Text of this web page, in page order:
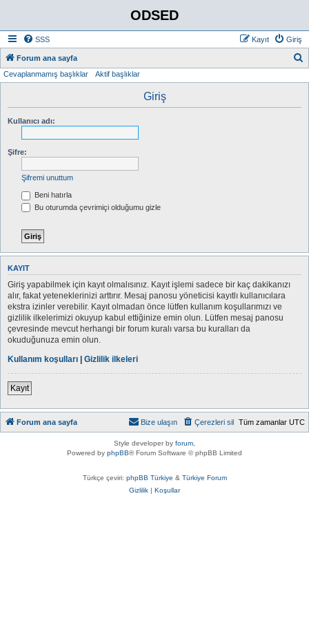
ODSED
SSS Giriş
Kayıt
Forum ana sayfa
Cevaplanmamış başlıklar Aktif başlıklar
Giriş
Kullanıcı adı:
Şifre:
Şifremi unuttum
Beni hatırla
Bu oturumda çevrimiçi olduğumu gizle
KAYIT
Giriş yapabilmek için kayıt olmalısınız. Kayıt işlemi sadece bir kaç dakikanızı
alır, fakat yeteneklerinizi arttırır. Mesaj panosu yöneticisi kayıtlı kullanıcılara
ekstra izinler verebilir. Kayıt olmadan önce lütfen kullanım koşullarımızı ve
gizlilik ilkelerimizi okuyup kabul ettiğinize emin olun. Lütfen mesaj panosu
çevresinde mevcut herhangi bir forum kuralı varsa bu kuralları da
okuduğunuza emin olun.
Kullanım koşulları | Gizlilik ilkeleri
Kayıt
Forum ana sayfa Tüm zamanlar UTC
Çerezleri sil
Bize ulaşın
Style developer by forum
Powered by phpBB® Forum Software © phpBB Limited
Türkçe çeviri: phpBB Türkiye & Türkiye Forum
Gizlilik | Koşullar